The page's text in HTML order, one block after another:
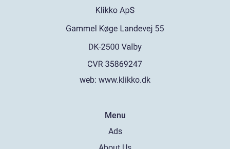
web: www.klikko.dk
Menu
Ads